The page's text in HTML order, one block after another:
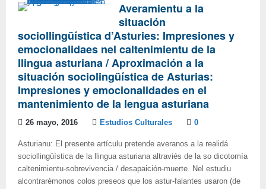
Averamientu a la
situación
sociollingüística d’Asturies: Impresiones y
emocionalidaes nel caltenimientu de la
llingua asturiana / Aproximación a la
situación sociolingüística de Asturias:
Impresiones y emocionalidades en el
mantenimiento de la lengua asturiana
26 mayo, 2016 Estudios Culturales 0
Asturianu: El presente artículu pretende averanos a la realidá
sociollingüística de la llingua asturiana altraviés de la so dicotomía
caltenimientu-sobrevivencia / desapaición-muerte. Nel estudiu
alcontrarémonos colos preseos que los astur-falantes usaron (de